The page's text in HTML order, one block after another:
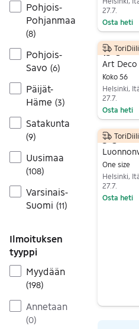
Pohjois-
Pohjanmaa
(8)
Pohjois-
Savo (6)
Päijät-
Häme (3)
Satakunta
(9)
Uusimaa
(108)
Varsinais-
Suomi (11)
Ilmoituksen
tyyppi
Myydään
(198)
Annetaan
(0)
27.7.
Osta heti
15 €
Koko 56
27.7.
Osta heti
ToriDiili
5 €
One size
27.7.
Osta heti
ToriDiili